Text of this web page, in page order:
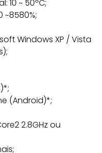
10 ~ 50ºC;
Windows XP / Vista
(Android)*;
2.8GHz ou